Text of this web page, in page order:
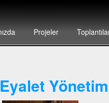
Projeler
Eyalet